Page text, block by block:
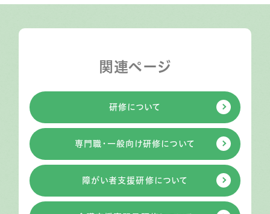
関連ページ
研修について
専門職・一般向け研修について
障がい者支援研修について